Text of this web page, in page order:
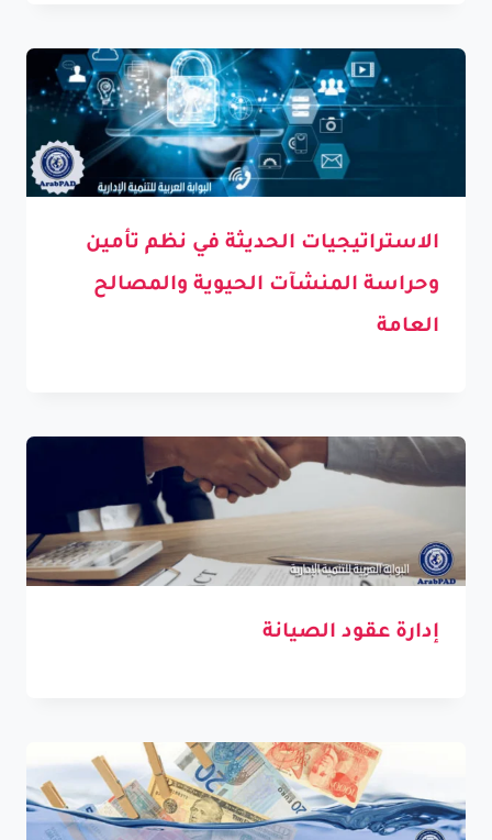
الاستراتيجيات الحديثة في نظم تأمين
وحراسة المنشآت الحيوية والمصالح
العامة
إدارة عقود الصيانة